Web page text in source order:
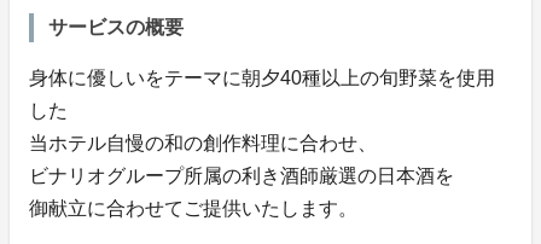
サービスの概要
身体に優しいをテーマに朝夕40種以上の旬野菜を使用
した
当ホテル自慢の和の創作料理に合わせ、
ビナリオグループ所属の利き酒師厳選の日本酒を
御献立に合わせてご提供いたします。